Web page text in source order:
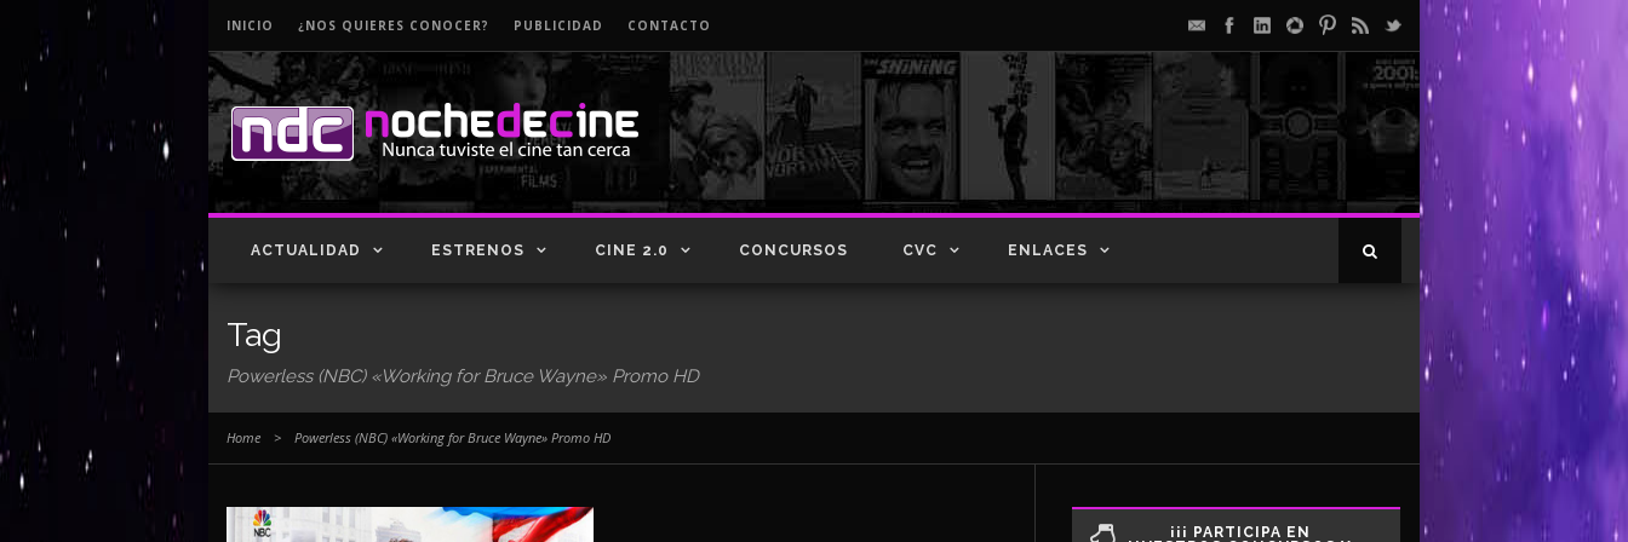
INICIO ¿NOS QUIERES CONOCER? PUBLICIDAD CONTACTO
ACTUALIDAD ESTRENOS CINE 2.0 CONCURSOS CVC ENLACES
Tag
Powerless (NBC) «Working for Bruce Wayne» Promo HD
Home > Powerless (NBC) «Working for Bruce Wayne» Promo HD
¡¡¡ PARTICIPA EN